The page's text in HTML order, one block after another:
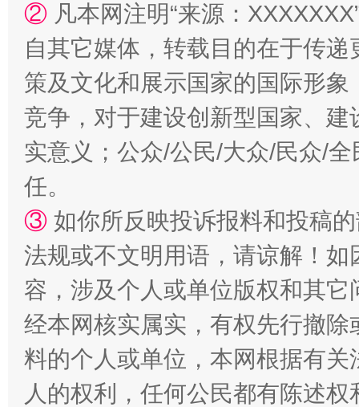
② 凡本网注明“来源：
自其它媒体，转载目的在于传
策及文化和展示国家的国际形
竞争，对于建设创新型国家、
实意义；公众/公民/大众/民众/
任。
③ 如你所反映投诉报料和投稿
法规或不文明用语，请谅解！
容，涉及个人或单位版权和其它
经本网核实属实，有权先行撤
料的个人或单位，本网根据有
人的权利，任何公民都有陈述